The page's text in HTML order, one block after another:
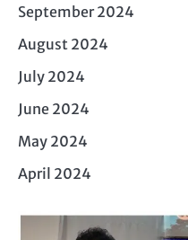
September 2024
August 2024
July 2024
June 2024
May 2024
April 2024